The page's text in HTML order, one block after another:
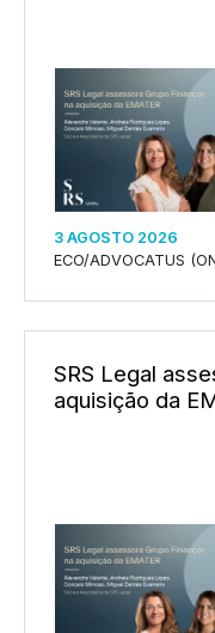
3 AGOSTO 2026
ECO/ADVOCATUS
SRS Legal
aquisição da